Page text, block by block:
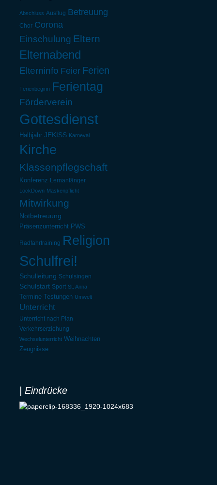
Abschluss Ausflug Betreuung
Chor Corona
Einschulung Eltern
Elternabend
Elterninfo Feier Ferien
Ferienbeginn Ferientag
Förderverein
Gottesdienst
Halbjahr JEKISS Karneval
Kirche
Klassenpflegschaft
Konferenz Lernanfänger
LockDown Maskenpflicht
Mitwirkung
Notbetreuung
Präsenzunterricht PWS
Radfahrtraining Religion
Schulfrei!
Schulleitung Schulsingen
Schulstart Sport St. Anna
Termine Testungen Umwelt
Unterricht
Unterricht nach Plan
Verkehrserziehung
Wechselunterricht Weihnachten
Zeugnisse
| Eindrücke